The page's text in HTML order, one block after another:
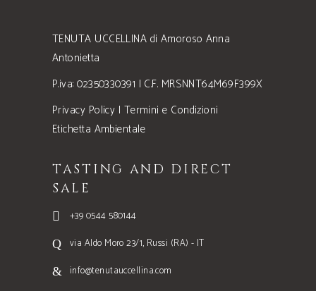
TENUTA UCCELLINA di Amoroso Anna
Antonietta
P.iva: 02350330391 | C.F. MRSNNT64M69F399X
Privacy Policy | Termini e Condizioni
Etichetta Ambientale
TASTING AND DIRECT
SALE
+39 0544 580144
via Aldo Moro 23/1, Russi (RA) - IT
info@tenutauccellina.com